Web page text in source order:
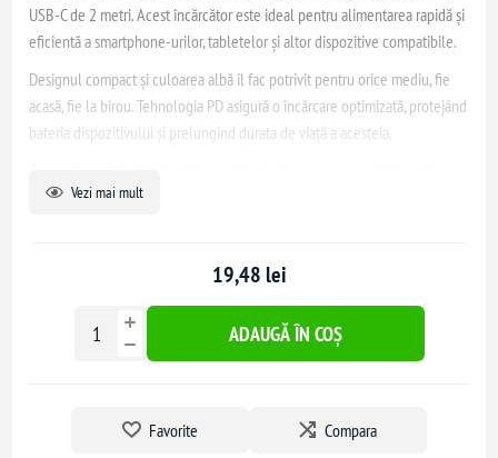
USB-C de 2 metri. Acest încărcător este ideal pentru alimentarea rapidă și
eficientă a smartphone-urilor, tabletelor și altor dispozitive compatibile.
Designul compact și culoarea albă îl fac potrivit pentru orice mediu, fie
acasă, fie la birou. Tehnologia PD asigură o încărcare optimizată, protejând
bateria dispozitivului și prelungind durata de viață a acesteia.
dispozitive, inclusiv cele care acceptă standardele Qualcomm® Quick
Vezi mai mult
19,48 lei
ADAUGĂ ÎN COȘ
Favorite Compara